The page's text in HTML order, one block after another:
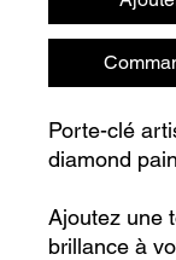
Porte-clé
diamond
Ajoutez une
brillance à